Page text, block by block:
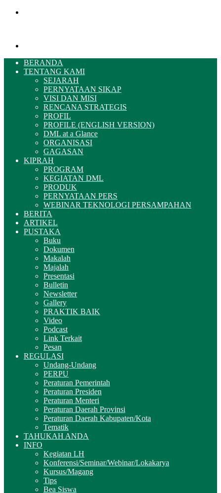
BERANDA
TENTANG KAMI
SEJARAH
PERNYATAAN SIKAP
VISI DAN MISI
RENCANA STRATEGIS
PROFIL
PROFILE (ENGLISH VERSION)
DML at a Glance
ORGANISASI
GAGASAN
KIPRAH
PROGRAM
KEGIATAN DML
PRODUK
PERNYATAAN PERS
WEBINAR TEKNOLOGI PERSAMPAHAN
BERITA
ARTIKEL
PUSTAKA
Buku
Dokumen
Makalah
Majalah
Presentasi
Bulletin
Newsletter
Gallery
PRAKTIK BAIK
Video
Podcast
Link Terkait
Pesan
REGULASI
Undang-Undang
PERPU
Peraturan Pemerintah
Peraturan Presiden
Peraturan Menteri
Peraturan Daerah Provinsi
Peraturan Daerah Kabupaten/Kota
Tematik
TAHUKAH ANDA
INFO
Kegiatan LH
Konferensi/Seminar/Webinar/Lokakarya
Kursus/Magang
Tips
Bea Siswa